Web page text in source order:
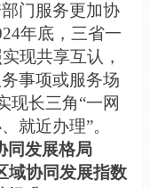
门服务更加协
年底，三省一
现共享互认，
事项或服务场
现长三角“一网
就近办理”。
同发展格局
域协同发展指数